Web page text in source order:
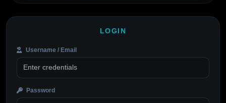
LOGIN
Username / Email
Password